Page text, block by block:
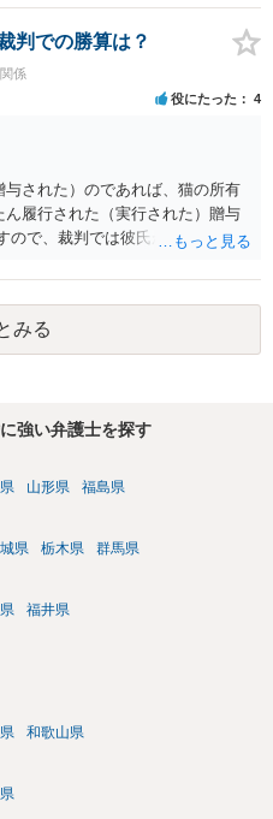
達することは、事実上、妻が不倫
もちます。もちろん不倫はよく
りわけ、女性にとって最も知られ
れ伝えることは別の法的問題
します。
判での勝算は？
係
役にたった 4
された）のであれば、猫の所有
履行された（実行された）贈与
ので、裁判では彼氏が勝つことは
早めに弁護士に面談相談する方
護士名で通知等出してもらうほう
みる
強い弁護士を探す
山形県 福島県
県 栃木県 群馬県
福井県
和歌山県